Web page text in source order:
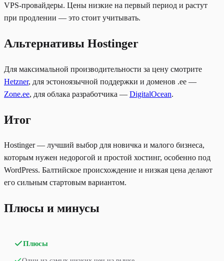
VPS-провайдеры. Цены низкие на первый период и растут
при продлении — это стоит учитывать.
Альтернативы Hostinger
Для максимальной производительности за цену смотрите
Hetzner, для эстоноязычной поддержки и доменов .ee —
Zone.ee, для облака разработчика — DigitalOcean.
Итог
Hostinger — лучший выбор для новичка и малого бизнеса,
которым нужен недорогой и простой хостинг, особенно под
WordPress. Балтийское происхождение и низкая цена делают
его сильным стартовым вариантом.
Плюсы и минусы
Плюсы